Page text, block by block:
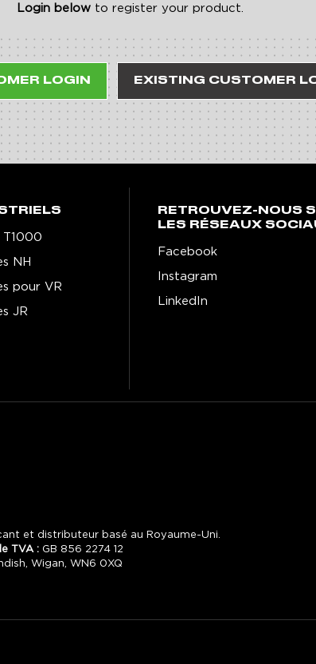
Login belowto register your product.
LOGIN EXISTING CUSTOMER
T1000
NH
pour VR
JR
RETROUVEZ-NOUS
LES RÉSEAUX
Facebook
Instagram
LinkedIn
et distributeur basé au Royaume-Uni.
TVA : GB 856 2274 12
Wigan, WN6 0XQ